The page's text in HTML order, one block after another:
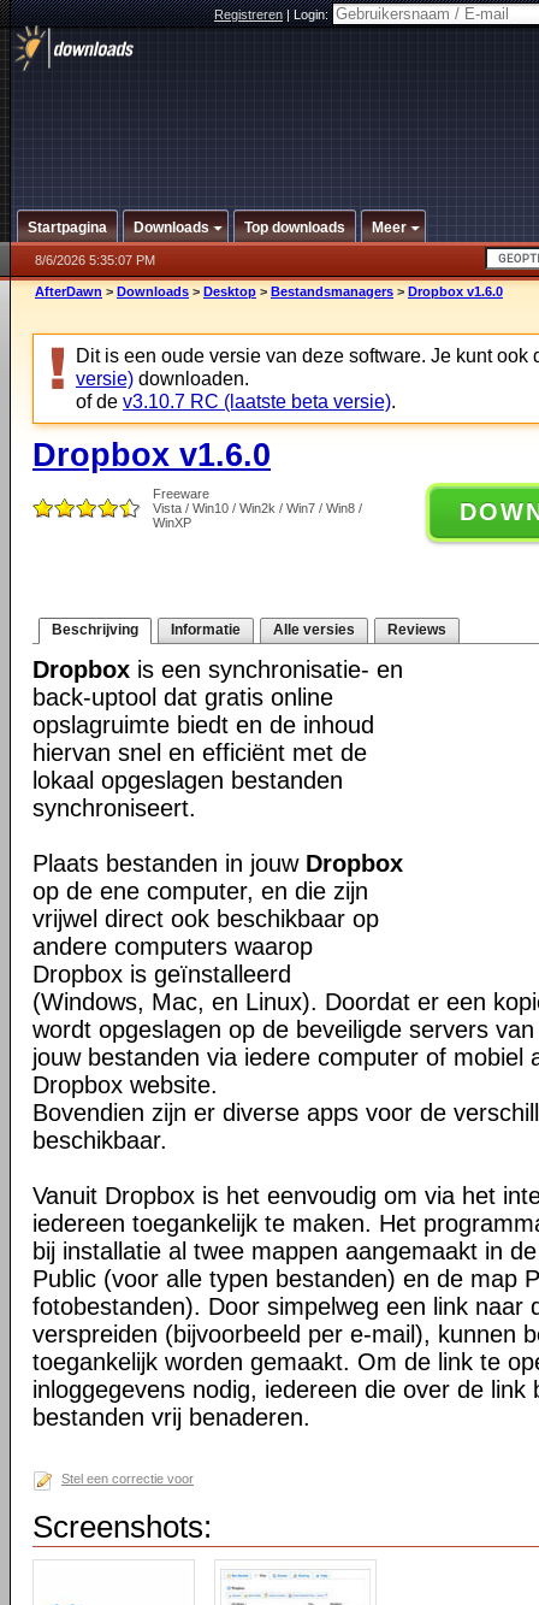
Registreren|Login:
Startpagina Downloads Top downloads Meer
8/6/2026 5:35:07 PM
AfterDawn > Downloads > Desktop > Bestandsmanagers > Dropbox v1.6.0
Dit is een oude versie van deze software. Je kunt ook
versie) downloaden.
of de v3.10.7 RC (laatste beta versie).
Dropbox v1.6.0
Freeware
Vista / Win10 / Win2k / Win7 / Win8 /
WinXP
Beschrijving Informatie Alle versies Reviews
Dropbox is een synchronisatie- en
back-uptool dat gratis online
opslagruimte biedt en de inhoud
hiervan snel en efficiënt met de
lokaal opgeslagen bestanden
synchroniseert.
Plaats bestanden in jouw Dropbox
op de ene computer, en die zijn
vrijwel direct ook beschikbaar op
andere computers waarop
Dropbox is geïnstalleerd
(Windows, Mac, en Linux). Doordat er een
wordt opgeslagen op de beveiligde servers
jouw bestanden via iedere computer of mobiel
Dropbox website.
Bovendien zijn er diverse apps voor de
beschikbaar.
Vanuit Dropbox is het eenvoudig om via het
iedereen toegankelijk te maken. Het
bij installatie al twee mappen aangemaakt in
Public (voor alle typen bestanden) en de map
fotobestanden). Door simpelweg een link naar
verspreiden (bijvoorbeeld per e-mail), kunnen
toegankelijk worden gemaakt. Om de link te
inloggegevens nodig, iedereen die over de link
bestanden vrij benaderen.
Stel een correctie voor
Screenshots: